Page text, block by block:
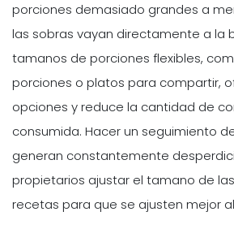
porciones demasiado grandes a
las sobras vayan directamente a la
tamanos de porciones flexibles,
porciones o platos para compartir,
opciones y reduce la cantidad de
consumida. Hacer un seguimiento
generan constantemente
propietarios ajustar el tamano de
recetas para que se ajusten mejor